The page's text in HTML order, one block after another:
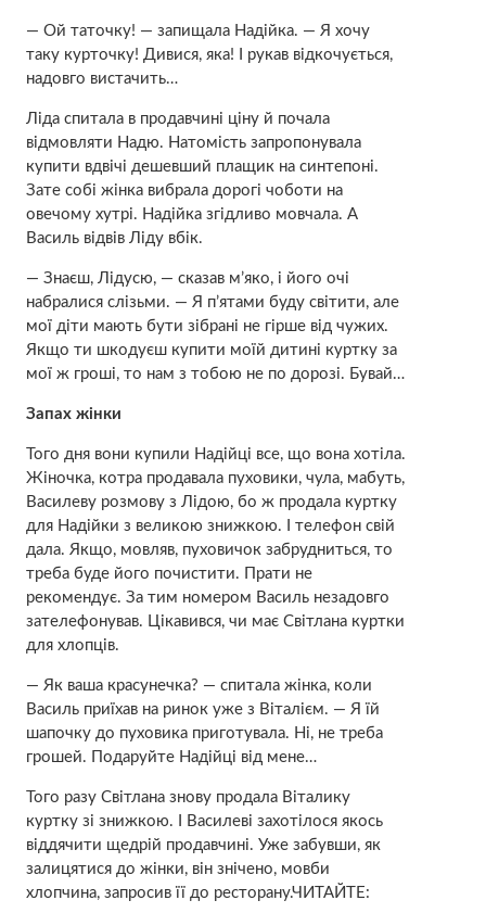
— Ой таточку! — запищала Надійка. — Я хочу
таку курточку! Дивися, яка! І рукав відкочується,
надовго вистачить…
Ліда спитала в продавчині ціну й почала
відмовляти Надю. Натомість запропонувала
купити вдвічі дешевший плащик на синтепоні.
Зате собі жінка вибрала дорогі чоботи на
овечому хутрі. Надійка згідливо мовчала. А
Василь відвів Ліду вбік.
— Знаєш, Лідусю, — сказав м’яко, і його очі
набралися слізьми. — Я п’ятами буду світити, але
мої діти мають бути зібрані не гірше від чужих.
Якщо ти шкодуєш купити моїй дитині куртку за
мої ж гроші, то нам з тобою не по дорозі. Бувай…
Зaпaх жінки
Того дня вони купили Надійці все, що вона хотіла.
Жіночка, котра продавала пуховики, чула, мабуть,
Василеву розмову з Лідою, бо ж продала куртку
для Надійки з великою знижкою. І телефон свій
дала. Якщо, мовляв, пуховичок забрудниться, то
треба буде його почистити. Прати не
рекомендує. За тим номером Василь незадовго
зателефонував. Цікавився, чи має Світлана куртки
для хлопців.
— Як ваша красунечка? — спитала жінка, коли
Василь приїхав на ринок уже з Віталієм. — Я їй
шапочку до пуховика приготувала. Ні, не треба
грошей. Подаруйте Надійці від мене…
Того разу Світлана знову продала Віталику
куртку зі знижкою. І Василеві захотілося якось
віддячити щедрій продавчині. Уже забувши, як
залицятися до жінки, він знічено, мовби
хлопчина, запросив її до ресторану.ЧИТАЙТЕ: